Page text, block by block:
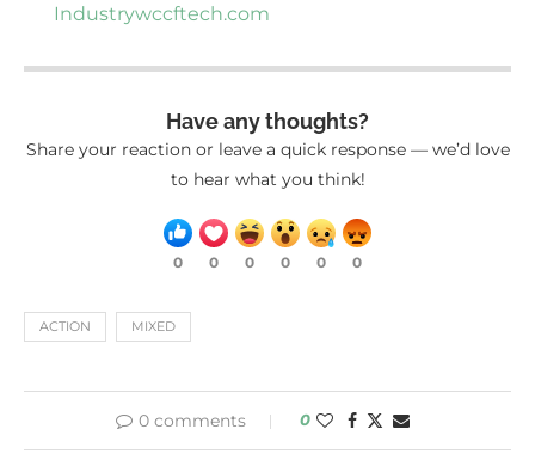
Industrywccftech.com
Have any thoughts?
Share your reaction or leave a quick response — we’d love
to hear what you think!
0 0 0 0 0 0
ACTION MIXED
0 comments 0